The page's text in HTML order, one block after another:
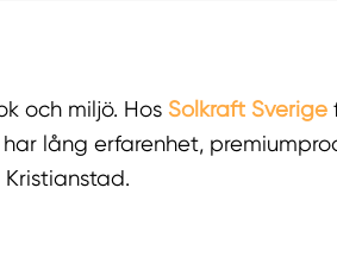
och miljö. Hos Solkraft Sverige
lång erfarenhet,